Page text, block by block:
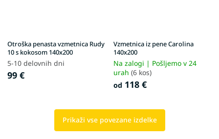
Otroška penasta vzmetnica Rudy
10 s kokosom 140x200
5-10 delovnih dni
99 €
Vzmetnica iz pene Carolina
140x200
Na zalogi | Pošljemo v 24
urah (6 kos)
od 118 €
Prikaži vse povezane izdelke